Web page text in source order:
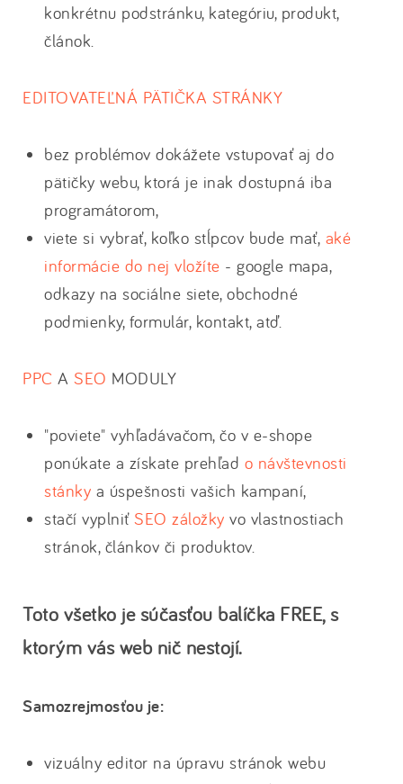
konkrétnu podstránku, kategóriu, produkt,
článok.
EDITOVATEĽNÁ PÄTIČKA STRÁNKY
bez problémov dokážete vstupovať aj do
pätičky webu, ktorá je inak dostupná iba
programátorom,
viete si vybrať, koľko stĺpcov bude mať, aké
informácie do nej vložíte - google mapa,
odkazy na sociálne siete, obchodné
podmienky, formulár, kontakt, atď.
PPC A SEO MODULY
"poviete" vyhľadávačom, čo v e-shope
ponúkate a získate prehľad o návštevnosti
stánky a úspešnosti vašich kampaní,
stačí vyplniť SEO záložky vo vlastnostiach
stránok, článkov či produktov.
Toto všetko je súčasťou balíčka FREE, s
ktorým vás web nič nestojí.
Samozrejmosťou je:
vizuálny editor na úpravu stránok webu